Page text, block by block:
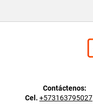
Contáctenos:
Cel. +573163795027